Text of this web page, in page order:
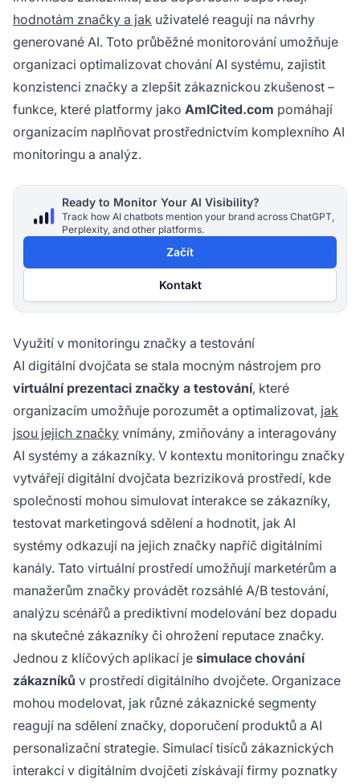
hodnotám značky a jak uživatelé reagují na návrhy
generované AI. Toto průběžné monitorování umožňuje
organizaci optimalizovat chování AI systému, zajistit
konzistenci značky a zlepšit zákaznickou zkušenost –
funkce, které platformy jako AmICited.com pomáhají
organizacím naplňovat prostřednictvím komplexního AI
monitoringu a analýz.
Ready to Monitor Your AI Visibility?
Track how AI chatbots mention your brand across ChatGPT,
Perplexity, and other platforms.
Začít
Kontakt
Využití v monitoringu značky a testování
AI digitální dvojčata se stala mocným nástrojem pro
virtuální prezentaci značky a testování, které
organizacím umožňuje porozumět a optimalizovat, jak
jsou jejich značky vnímány, zmiňovány a interagovány
AI systémy a zákazníky. V kontextu monitoringu značky
vytvářejí digitální dvojčata bezriziková prostředí, kde
společnosti mohou simulovat interakce se zákazníky,
testovat marketingová sdělení a hodnotit, jak AI
systémy odkazují na jejich značky napříč digitálními
kanály. Tato virtuální prostředí umožňují marketérům a
manažerům značky provádět rozsáhlé A/B testování,
analýzu scénářů a prediktivní modelování bez dopadu
na skutečné zákazníky či ohrožení reputace značky.
Jednou z klíčových aplikací je simulace chování
zákazníků v prostředí digitálního dvojčete. Organizace
mohou modelovat, jak různé zákaznické segmenty
reagují na sdělení značky, doporučení produktů a AI
personalizační strategie. Simulací tisíců zákaznických
interakcí v digitálním dvojčeti získávají firmy poznatky